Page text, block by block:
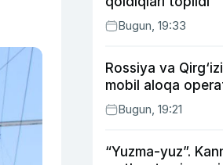
Bugun, 19:33
Rossiya va
mobil aloqa
Bugun, 19:21
“Yuzma-yuz”.